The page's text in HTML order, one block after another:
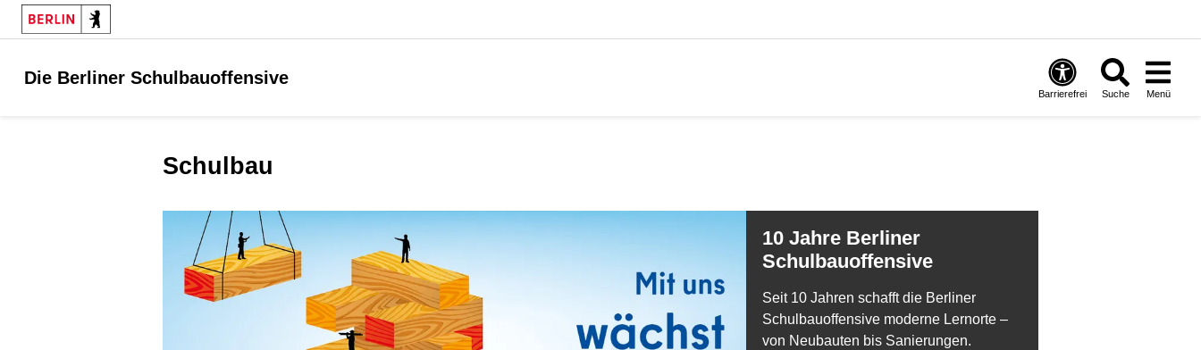
Die Berliner Schulbauoffensive
Barrierefrei Suche Menü
Schulbau
10 Jahre Berliner
Schulbauoffensive
Seit 10 Jahren schafft die Berliner
Schulbauoffensive moderne Lernorte –
von Neubauten bis Sanierungen.